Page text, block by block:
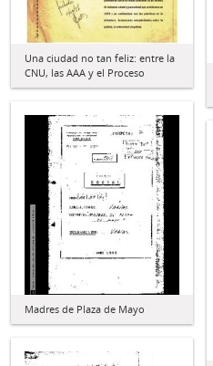
Una ciudad no tan feliz: entre la
CNU, las AAA y el Proceso
Madres de Plaza de Mayo